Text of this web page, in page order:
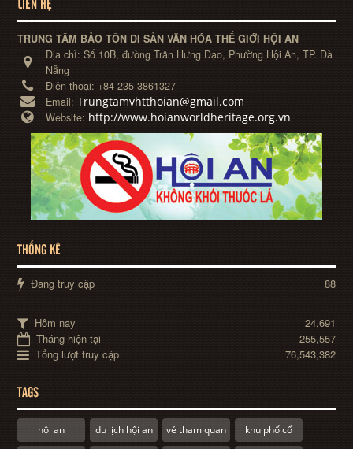
LIÊN HỆ
TRUNG TÂM BẢO TỒN DI SẢN VĂN HÓA THẾ GIỚI HỘI AN
Địa chỉ:Số 10B, đường Trần Hưng Đạo, Phường Hội An, TP. Đà
Nẵng
Điện thoại: +84-235-3861327
Email:Trungtamvhtthoian@gmail.com
Website: http://www.hoianworldheritage.org.vn
THỐNG KÊ
Đang truy cập 88
Hôm nay
24,691
Tháng hiện tại
255,557
Tổng lượt truy cập
76,543,382
TAGS
hội an du lịch hội an vé tham quan khu phố cổ